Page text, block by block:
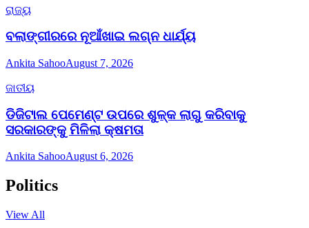
ରାଜ୍ୟ
ବଲାଙ୍ଗୀରରେ ନୂଆଁଖାଇ ଲଗ୍ନ ଧାର୍ଯ୍ୟ
Ankita SahooAugust 7, 2026
ଜାତୀୟ
ଡିଜିଟାଲ ପେମେଣ୍ଟ ଉପରେ ଶୁଳ୍କ ଲାଗୁ କରିବାକୁ
ସରକାରଙ୍କୁ ମିଳିଲା କ୍ଷମତା
Ankita SahooAugust 6, 2026
Politics
View All